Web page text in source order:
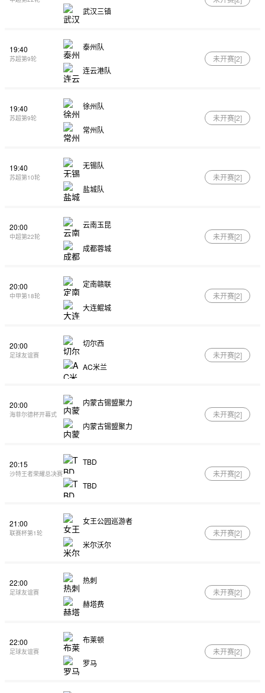
武汉三镇
19:40
苏超第9轮
泰州队
连云港队
未开赛[2]
19:40
苏超第9轮
徐州队
常州队
未开赛[2]
19:40
苏超第10轮
无锡队
盐城队
未开赛[2]
20:00
中超第22轮
云南玉昆
成都蓉城
未开赛[2]
20:00
中甲第18轮
定南赣联
大连鲲城
未开赛[2]
20:00
足球友谊赛
切尔西
AC米兰
未开赛[2]
20:00
海菲尔德杯开幕式
内蒙古锡盟聚力
内蒙古锡盟聚力
未开赛[2]
20:15
沙特王者荣耀总决赛
TBD
TBD
未开赛[2]
21:00
联赛杯第1轮
女王公园巡游者
米尔沃尔
未开赛[2]
22:00
足球友谊赛
热刺
赫塔费
未开赛[2]
22:00
足球友谊赛
布莱顿
罗马
未开赛[2]